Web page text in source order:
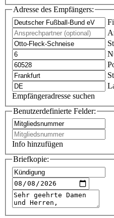
Adresse des Empfängers:
Empfängeradresse suchen
Benutzerdefinierte Felder:
Info hinzufügen
Briefkopie: